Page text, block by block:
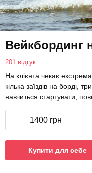
Вейкбординг
201 відгук
На клієнта чекає
кілька заїздів на борді,
навчиться стартувати,
1400 грн
Купити для себе